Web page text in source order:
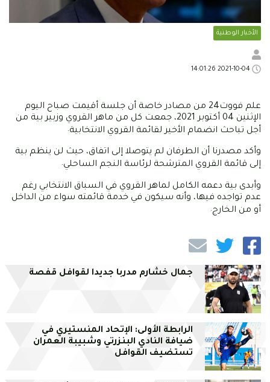
الأخبار الوطنية
علم فووت24 من مصادر خاصة أن جلسة أقيمت صباح اليوم
الإثنين 04 أكتوبر 2021، جمعت كل من ماهر القروي وزبير بية من
أجل تباحث انضمام الأخير لقائمة القروي الانتخابية.
وأكد مصدرنا أن الطرفان لم يتوصلا إلى اتفاق، حيث لن ينظم بية
إلى قائمة القروي المترشحة لرئاسة النجم الساحلي.
وأبدى بية دعمه الكامل لماهر القروي في السباق الانتخابي رغم
عدم تواجده فيها، وأنه سيكون في خدمة قائمته سواء من الداخل
أو من الخارج.
جمال خشارم مدربا جديدا لقوافل قفصة
الرابطة الأولى: الإتحاد المنستيري في
ضيافة النادي البنزرتي وشبيبة العمران
تستضيف القوافل